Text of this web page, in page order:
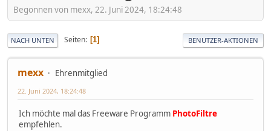
Begonnen von mexx, 22. Juni 2024, 18:24:48
NACH UNTEN Seiten 1 BENUTZER-AKTIONEN
mexx Ehrenmitglied
22. Juni 2024, 18:24:48
Ich möchte mal das Freeware Programm PhotoFiltre
empfehlen.